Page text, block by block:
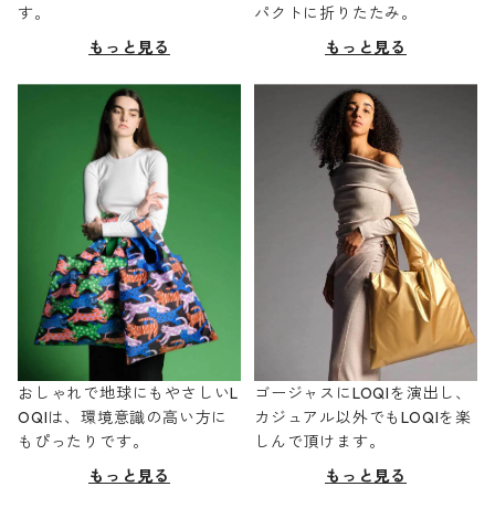
す。
もっと見る
パクトに折りたたみ。
もっと見る
おしゃれで地球にもやさしいL
OQIは、環境意識の高い方に
もぴったりです。
もっと見る
ゴージャスにLOQIを演出し、
カジュアル以外でもLOQIを楽
しんで頂けます。
もっと見る